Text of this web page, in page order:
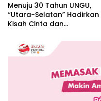
Menuju 30 Tahun UNGU,
“Utara-Selatan” Hadirkan
Kisah Cinta dan